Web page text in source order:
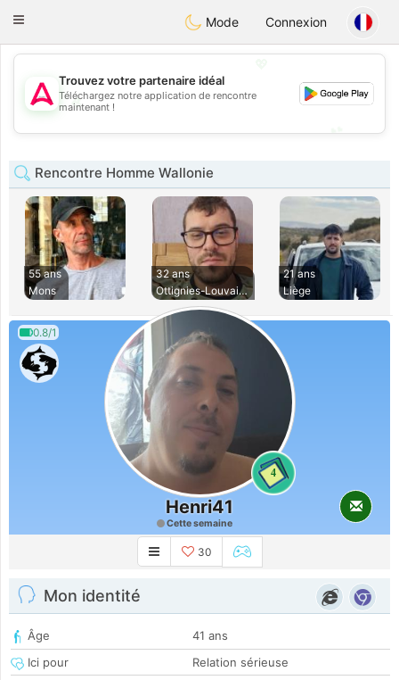
Tantôt
Toggle
Mode Connexion
💖
💕
Trouvez votre partenaire idéal
Téléchargez notre application de rencontre
maintenant !
Rencontre Homme Wallonie
55 ans
Mons
32 ans
Ottignies-Louvain-
21 ans
Liège
0.8/1
4
Henri41
Cette semaine
30
Mon identité
Âge
41 ans
Ici pour
Relation sérieuse